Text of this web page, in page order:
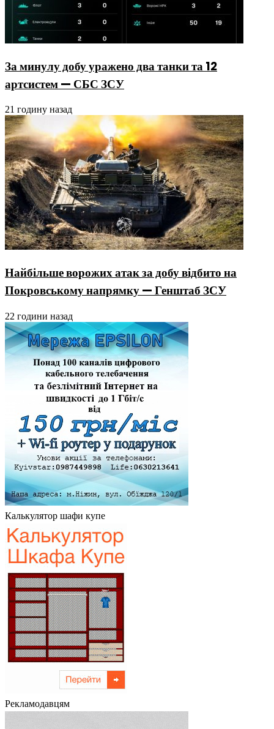
За минулу добу уражено два танки та 12
артсистем — СБС ЗСУ
21 годину назад
Найбільше ворожих атак за добу відбито на
Покровському напрямку — Генштаб ЗСУ
22 години назад
Калькулятор шафи купе
Рекламодавцям